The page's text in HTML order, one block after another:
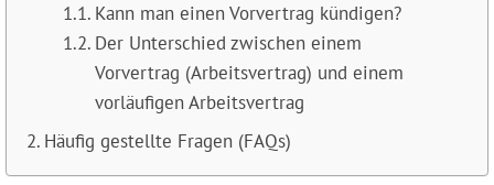
Kann man einen Vorvertrag kündigen?
Der Unterschied zwischen einem
Vorvertrag (Arbeitsvertrag) und einem
vorläufigen Arbeitsvertrag
Häufig gestellte Fragen (FAQs)